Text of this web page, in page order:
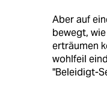
Aber auf
bewegt,
erträumen
wohlfeil
"Beleidigt-